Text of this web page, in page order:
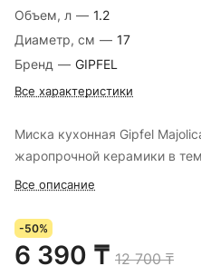
Объем, л — 1.2
Диаметр, см — 17
Бренд — GIPFEL
Все характеристики
Миска кухонная Gipfel
жаропрочной керамики в
Все описание
-50%
6 390 ₸ 12 700 ₸